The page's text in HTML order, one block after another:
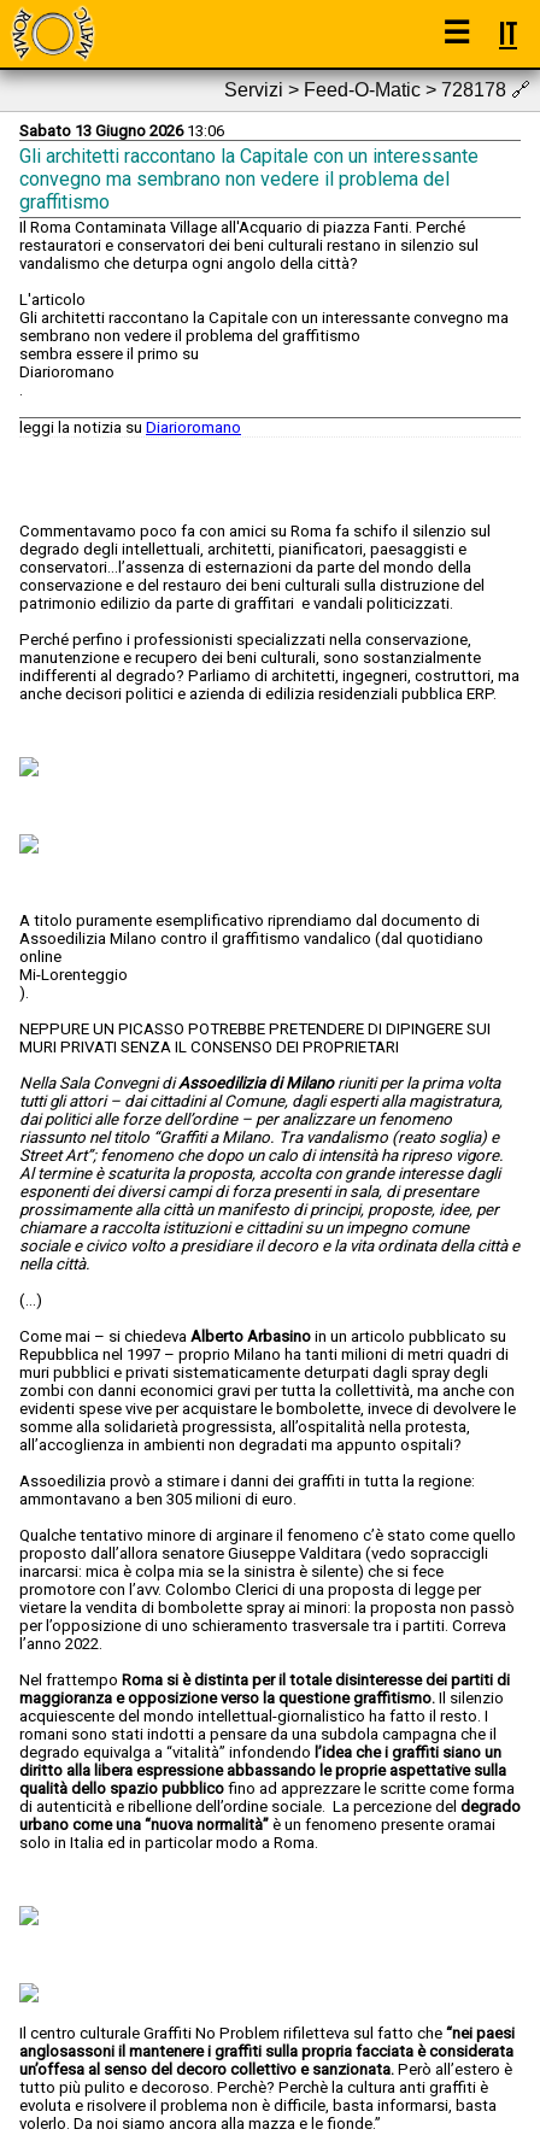
☰ IT
Servizi > Feed-O-Matic > 728178🔗
Sabato 13 Giugno 202613:06
Gli architetti raccontano la Capitale con un interessante
convegno ma sembrano non vedere il problema del
graffitismo
Il Roma Contaminata Village all'Acquario di piazza Fanti. Perché
restauratori e conservatori dei beni culturali restano in silenzio sul
vandalismo che deturpa ogni angolo della città?
L'articolo
Gli architetti raccontano la Capitale con un interessante convegno ma
sembrano non vedere il problema del graffitismo
sembra essere il primo su
Diarioromano
.
leggi la notizia su Diarioromano
Commentavamo poco fa con amici su Roma fa schifo il silenzio sul
degrado degli intellettuali, architetti, pianificatori, paesaggisti e
conservatori…l’assenza di esternazioni da parte del mondo della
conservazione e del restauro dei beni culturali sulla distruzione del
patrimonio edilizio da parte di graffitari e vandali politicizzati.
Perché perfino i professionisti specializzati nella conservazione,
manutenzione e recupero dei beni culturali, sono sostanzialmente
indifferenti al degrado? Parliamo di architetti, ingegneri, costruttori, ma
anche decisori politici e azienda di edilizia residenziali pubblica ERP.
A titolo puramente esemplificativo riprendiamo dal documento di
Assoedilizia Milano contro il graffitismo vandalico (dal quotidiano
online
Mi-Lorenteggio
).
NEPPURE UN PICASSO POTREBBE PRETENDERE DI DIPINGERE SUI
MURI PRIVATI SENZA IL CONSENSO DEI PROPRIETARI
Nella Sala Convegni diAssoedilizia di Milanoriuniti per la prima volta
tutti gli attori – dai cittadini al Comune, dagli esperti alla magistratura,
dai politici alle forze dell’ordine – per analizzare un fenomeno
riassunto nel titolo “Graffiti a Milano. Tra vandalismo (reato soglia) e
Street Art”; fenomeno che dopo un calo di intensità ha ripreso vigore.
Al termine è scaturita la proposta, accolta con grande interesse dagli
esponenti dei diversi campi di forza presenti in sala, di presentare
prossimamente alla città un manifesto di principi, proposte, idee, per
chiamare a raccolta istituzioni e cittadini su un impegno comune
sociale e civico volto a presidiare il decoro e la vita ordinata della città e
nella città.
(…)
Come mai – si chiedeva Alberto Arbasino in un articolo pubblicato su
Repubblica nel 1997 – proprio Milano ha tanti milioni di metri quadri di
muri pubblici e privati sistematicamente deturpati dagli spray degli
zombi con danni economici gravi per tutta la collettività, ma anche con
evidenti spese vive per acquistare le bombolette, invece di devolvere le
somme alla solidarietà progressista, all’ospitalità nella protesta,
all’accoglienza in ambienti non degradati ma appunto ospitali?
Assoedilizia provò a stimare i danni dei graffiti in tutta la regione:
ammontavano a ben 305 milioni di euro.
Qualche tentativo minore di arginare il fenomeno c’è stato come quello
proposto dall’allora senatore Giuseppe Valditara (vedo sopraccigli
inarcarsi: mica è colpa mia se la sinistra è silente) che si fece
promotore con l’avv. Colombo Clerici di una proposta di legge per
vietare la vendita di bombolette spray ai minori: la proposta non passò
per l’opposizione di uno schieramento trasversale tra i partiti. Correva
l’anno 2022.
Nel frattempo Roma si è distinta per il totale disinteresse dei partiti di
maggioranza e opposizione verso la questione graffitismo. Il silenzio
acquiescente del mondo intellettual-giornalistico ha fatto il resto. I
romani sono stati indotti a pensare da una subdola campagna che il
degrado equivalga a “vitalità” infondendo l’idea che i graffiti siano un
diritto alla libera espressione abbassando le proprie aspettative sulla
qualità dello spazio pubblico fino ad apprezzare le scritte come forma
di autenticità e ribellione dell’ordine sociale. La percezione del degrado
urbano come una “nuova normalità” è un fenomeno presente oramai
solo in Italia ed in particolar modo a Roma.
Il centro culturale Graffiti No Problem rifiletteva sul fatto che “nei paesi
anglosassoni il mantenere i graffiti sulla propria facciata è considerata
un’offesa al senso del decoro collettivo e sanzionata. Però all’estero è
tutto più pulito e decoroso. Perchè? Perchè la cultura anti graffiti è
evoluta e risolvere il problema non è difficile, basta informarsi, basta
volerlo. Da noi siamo ancora alla mazza e le fionde.”